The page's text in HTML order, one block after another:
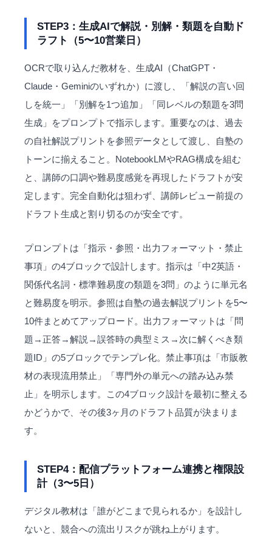
STEP3：生成AIで解説・別解・類題を自動ド
ラフト（5〜10営業日）
OCRで取り込んだ教材を、生成AI（ChatGPT・
Claude・Geminiのいずれか）に渡し、「解説の言い回
しを統一」「別解を1つ追加」「同レベルの類題を3問
生成」をプロンプトで指示します。重要なのは、過去
の自社解説プリントを参照データとして渡し、自塾の
トーンに揃えること。NotebookLMやRAG構成を組む
と、講師の口調や難易度感覚を再現したドラフトが安
定します。完全自動化は狙わず、講師レビュー前提の
ドラフト生成と割り切るのが安全です。
プロンプトは「指示・参照・出力フォーマット・禁止
事項」の4ブロックで設計します。指示は「中2英語・
関係代名詞・標準難易度の類題を3問」のように単元名
と難易度を明示。参照は自塾の過去解説プリントを5〜
10件まとめてアップロード。出力フォーマットは「問
題→正答→解説→誤答時の典型ミス→次に解くべき類
題ID」の5ブロックでテンプレ化。禁止事項は「市販教
材の表現流用禁止」「専門外の単元への踏み込み禁
止」を明示します。この4ブロック設計を最初に整える
かどうかで、その後3ヶ月のドラフト品質が決まりま
す。
STEP4：配信プラットフォーム連携と権限設
計（3〜5日）
デジタル教材は「誰がどこまで見られるか」を設計し
ないと、競合への流出リスクが跳ね上がります。